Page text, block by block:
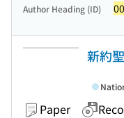
Author Heading (ID)
新約
Paper